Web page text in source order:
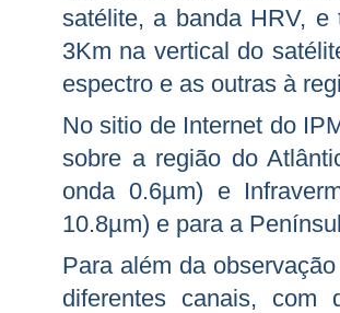
satélite, a banda HRV, e
3Km na vertical do
espectro e as outras à
No sitio de Internet do
sobre a região do
onda 0.6µm) e
10.8µm) e para a
Para além da
diferentes canais,